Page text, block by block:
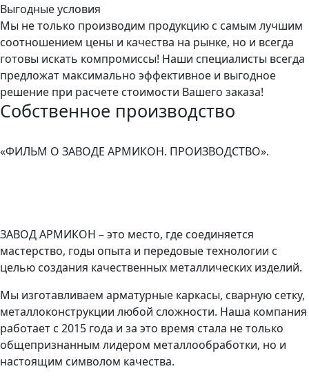
Выгодные условия
Мы не только производим продукцию с самым лучшим
соотношением цены и качества на рынке, но и всегда
готовы искать компромиссы! Наши специалисты всегда
предложат максимально эффективное и выгодное
решение при расчете стоимости Вашего заказа!
Собственное производство
«ФИЛЬМ О ЗАВОДЕ АРМИКОН. ПРОИЗВОДСТВО».
ЗАВОД АРМИКОН – это место, где соединяется
мастерство, годы опыта и передовые технологии с
целью создания качественных металлических изделий.
Мы изготавливаем арматурные каркасы, сварную сетку,
металлоконструкции любой сложности. Наша компания
работает с 2015 года и за это время стала не только
общепризнанным лидером металлообработки, но и
настоящим символом качества.